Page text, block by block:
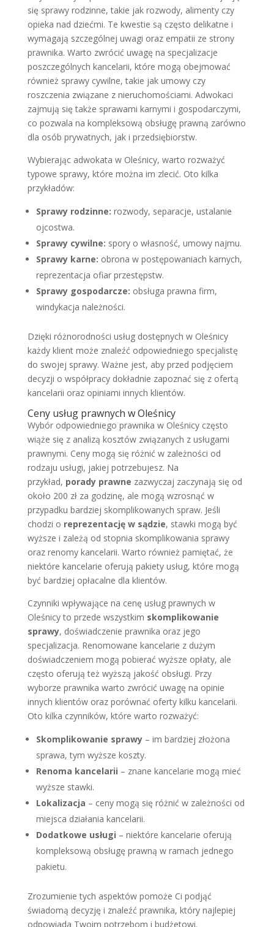
się sprawy rodzinne, takie jak rozwody, alimenty czy
opieka nad dziećmi. Te kwestie są często delikatne i
wymagają szczególnej uwagi oraz empatii ze strony
prawnika. Warto zwrócić uwagę na specjalizacje
poszczególnych kancelarii, które mogą obejmować
również sprawy cywilne, takie jak umowy czy
roszczenia związane z nieruchomościami. Adwokaci
zajmują się także sprawami karnymi i gospodarczymi,
co pozwala na kompleksową obsługę prawną zarówno
dla osób prywatnych, jak i przedsiębiorstw.
Wybierając adwokata w Oleśnicy, warto rozważyć
typowe sprawy, które można im zlecić. Oto kilka
przykładów:
Sprawy rodzinne: rozwody, separacje, ustalanie
ojcostwa.
Sprawy cywilne: spory o własność, umowy najmu.
Sprawy karne: obrona w postępowaniach karnych,
reprezentacja ofiar przestępstw.
Sprawy gospodarcze: obsługa prawna firm,
windykacja należności.
Dzięki różnorodności usług dostępnych w Oleśnicy
każdy klient może znaleźć odpowiedniego specjalistę
do swojej sprawy. Ważne jest, aby przed podjęciem
decyzji o współpracy dokładnie zapoznać się z ofertą
kancelarii oraz opiniami innych klientów.
Ceny usług prawnych w Oleśnicy
Wybór odpowiedniego prawnika w Oleśnicy często
wiąże się z analizą kosztów związanych z usługami
prawnymi. Ceny mogą się różnić w zależności od
rodzaju usługi, jakiej potrzebujesz. Na
przykład, porady prawne zazwyczaj zaczynają się od
około 200 zł za godzinę, ale mogą wzrosnąć w
przypadku bardziej skomplikowanych spraw. Jeśli
chodzi o reprezentację w sądzie, stawki mogą być
wyższe i zależą od stopnia skomplikowania sprawy
oraz renomy kancelarii. Warto również pamiętać, że
niektóre kancelarie oferują pakiety usług, które mogą
być bardziej opłacalne dla klientów.
Czynniki wpływające na cenę usług prawnych w
Oleśnicy to przede wszystkim skomplikowanie
sprawy, doświadczenie prawnika oraz jego
specjalizacja. Renomowane kancelarie z dużym
doświadczeniem mogą pobierać wyższe opłaty, ale
często oferują też wyższą jakość obsługi. Przy
wyborze prawnika warto zwrócić uwagę na opinie
innych klientów oraz porównać oferty kilku kancelarii.
Oto kilka czynników, które warto rozważyć:
Skomplikowanie sprawy– im bardziej złożona
sprawa, tym wyższe koszty.
Renoma kancelarii – znane kancelarie mogą mieć
wyższe stawki.
Lokalizacja – ceny mogą się różnić w zależności od
miejsca działania kancelarii.
Dodatkowe usługi – niektóre kancelarie oferują
kompleksową obsługę prawną w ramach jednego
pakietu.
Zrozumienie tych aspektów pomoże Ci podjąć
świadomą decyzję i znaleźć prawnika, który najlepiej
odpowiada Twoim potrzebom i budżetowi.